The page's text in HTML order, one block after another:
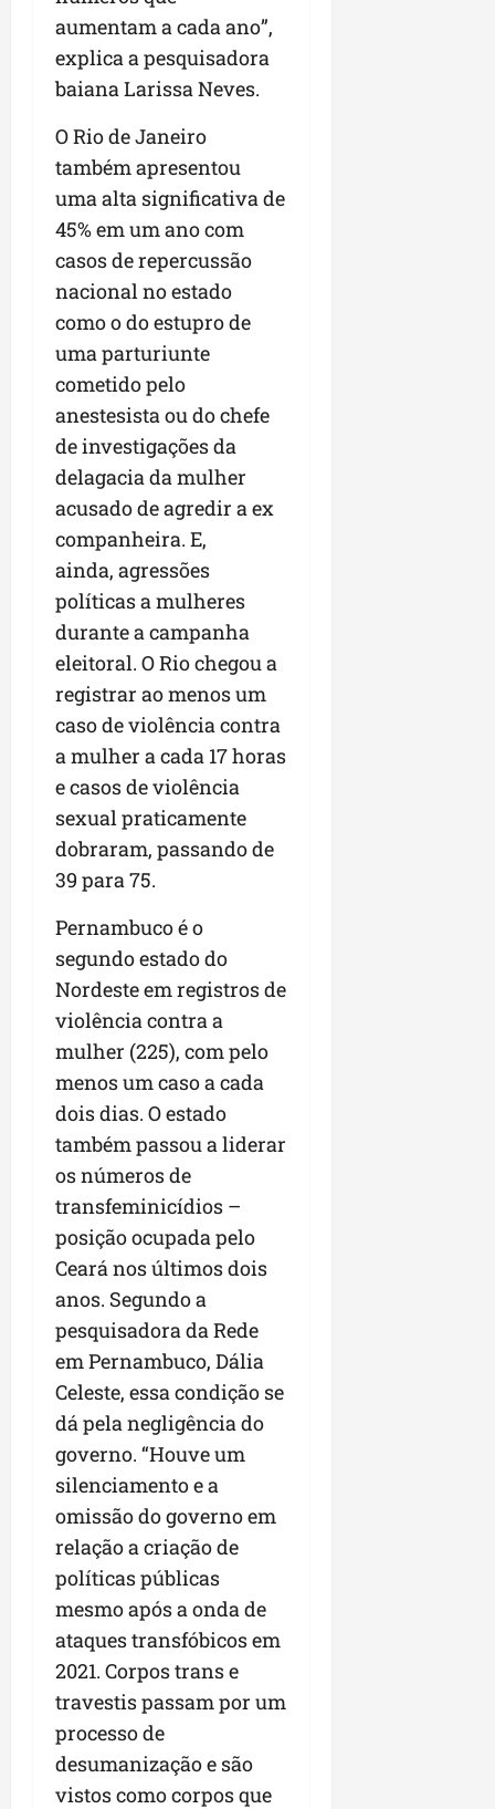
aumentam a cada ano”,
explica a pesquisadora
baiana Larissa Neves.
O Rio de Janeiro
também apresentou
uma alta significativa de
45% em um ano com
casos de repercussão
nacional no estado
como o do estupro de
uma parturiunte
cometido pelo
anestesista ou do chefe
de investigações da
delagacia da mulher
acusado de agredir a ex
companheira. E,
ainda, agressões
políticas a mulheres
durante a campanha
eleitoral. O Rio chegou a
registrar ao menos um
caso de violência contra
a mulher a cada 17 horas
e casos de violência
sexual praticamente
dobraram, passando de
39 para 75.
Pernambuco é o
segundo estado do
Nordeste em registros de
violência contra a
mulher (225), com pelo
menos um caso a cada
dois dias. O estado
também passou a liderar
os números de
transfeminicídios –
posição ocupada pelo
Ceará nos últimos dois
anos. Segundo a
pesquisadora da Rede
em Pernambuco, Dália
Celeste, essa condição se
dá pela negligência do
governo. “Houve um
silenciamento e a
omissão do governo em
relação a criação de
políticas públicas
mesmo após a onda de
ataques transfóbicos em
2021. Corpos trans e
travestis passam por um
processo de
desumanização e são
vistos como corpos que